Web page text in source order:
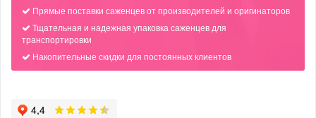
Прямые поставки саженцев от производителей и оригинаторов
Тщательная и надежная упаковка саженцев для
транспортировки
Накопительные скидки для постоянных клиентов